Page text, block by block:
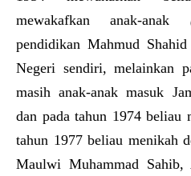
mewakafkan anak-anak
pendidikan Mahmud
Negeri sendiri, melainkan
masih anak-anak masuk
dan pada tahun 1974 beliau
tahun 1977 beliau menikah
Maulwi Muhammad Sahib,